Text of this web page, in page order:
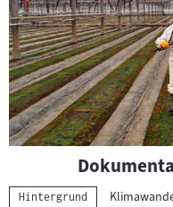
Kategorie:
Hintergrund